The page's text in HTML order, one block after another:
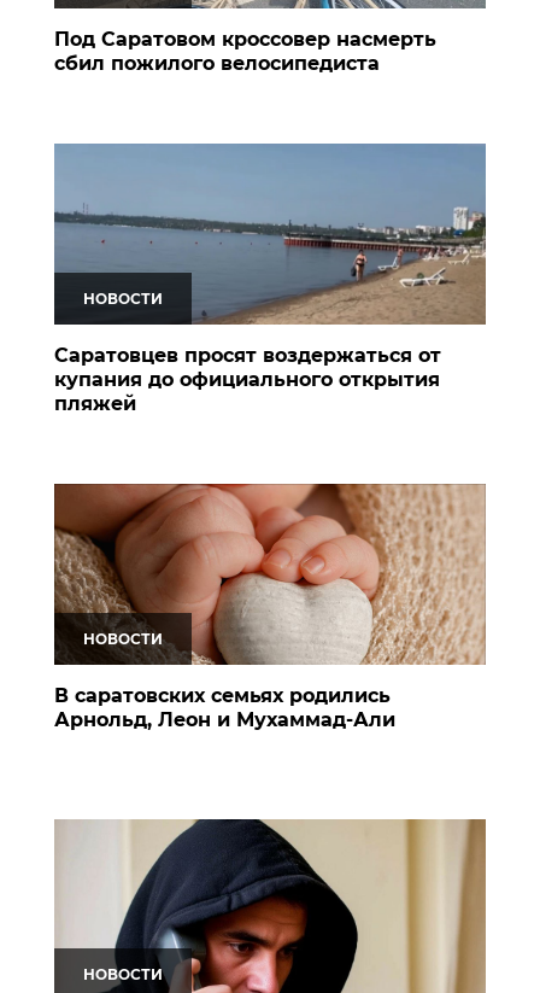
Под Саратовом кроссовер насмерть
сбил пожилого велосипедиста
НОВОСТИ
Саратовцев просят воздержаться от
купания до официального открытия
пляжей
НОВОСТИ
В саратовских семьях родились
Арнольд, Леон и Мухаммад-Али
НОВОСТИ